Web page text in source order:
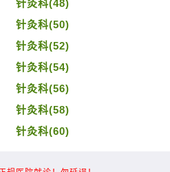
针灸科(48)
针灸科(50)
针灸科(52)
针灸科(54)
针灸科(56)
针灸科(58)
针灸科(60)